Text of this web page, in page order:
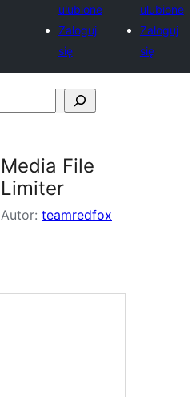
ulubione
Zaloguj
się
ulubione
Zaloguj
się
Media File
Limiter
Autor: teamredfox